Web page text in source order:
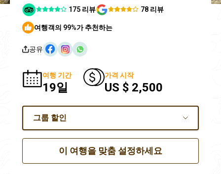
175 리뷰 78 리뷰
여행객의 99%가 추천하는
공유
여행 기간
19일
가격 시작
US $ 2,500
그룹 할인
이 여행을 맞춤 설정하세요